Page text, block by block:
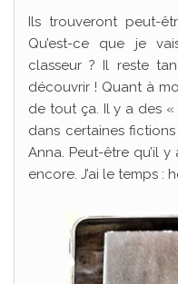
Ils trouveront peut-
Qu’est-ce que je
classeur ? Il reste
découvrir ! Quant à
de tout ça. Il y a des «
dans certaines
Anna. Peut-être qu’il
encore. J’ai le temps :